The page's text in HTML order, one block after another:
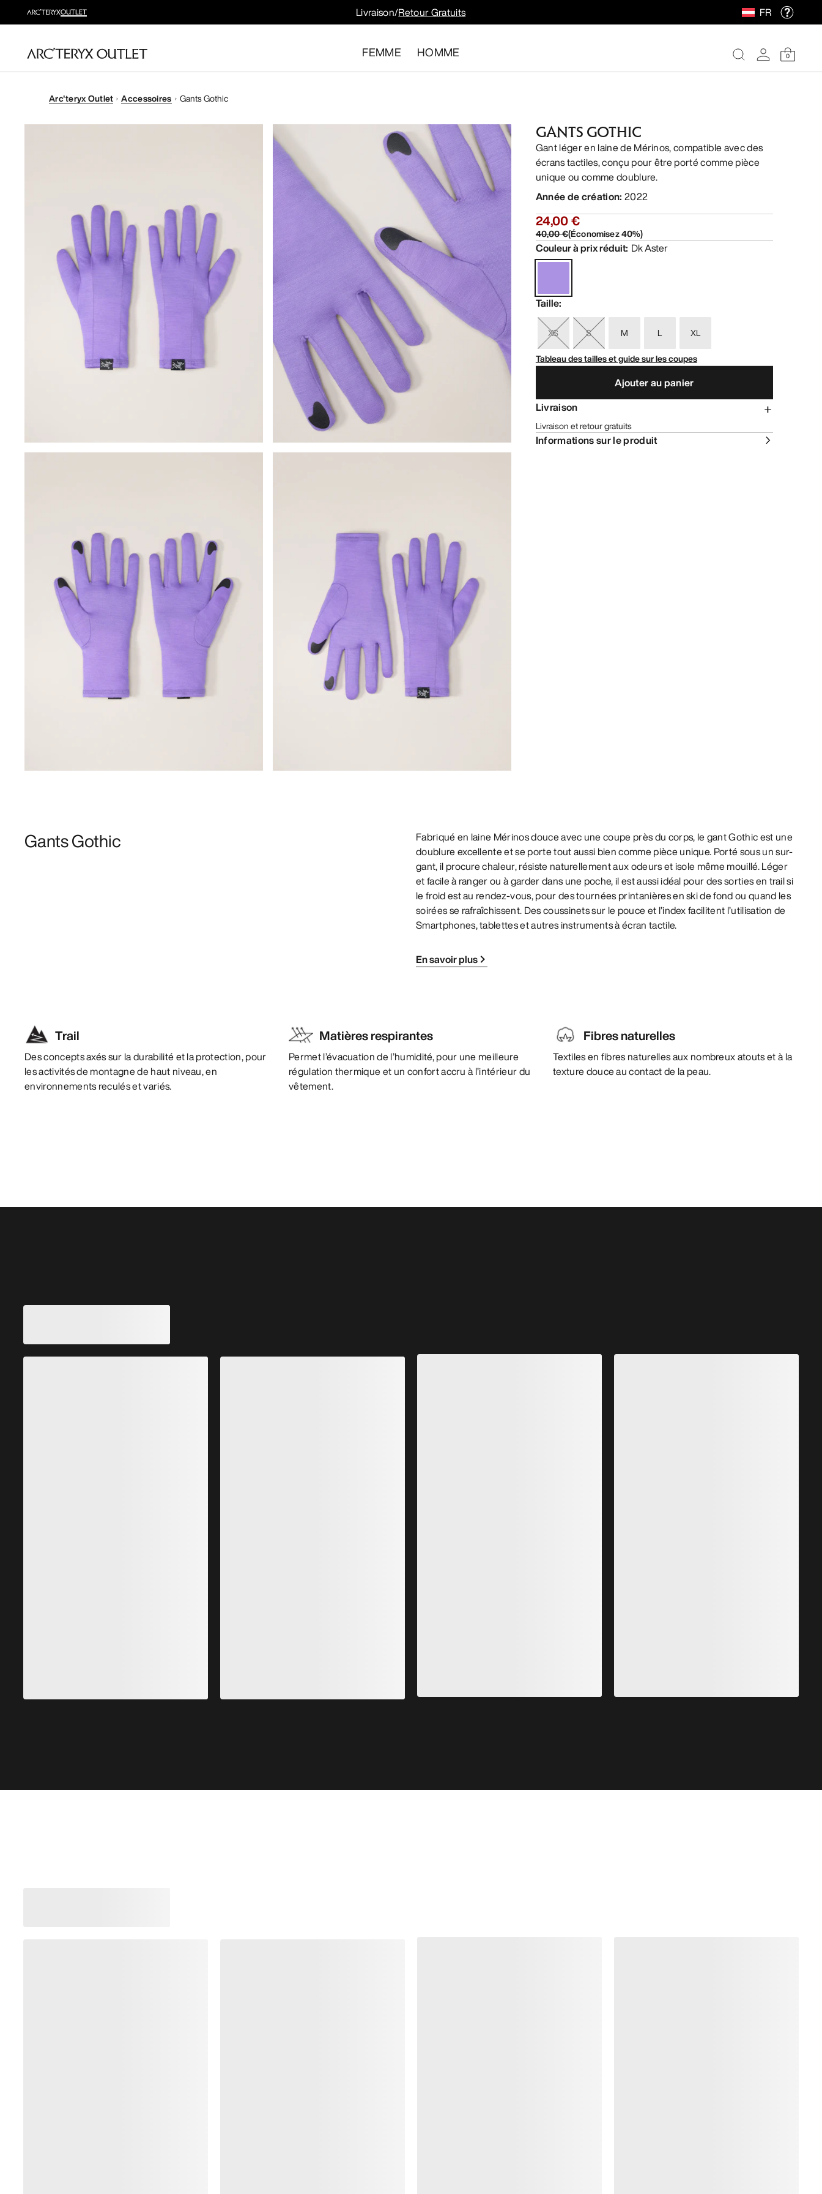
Livraison/Retour Gratuits FR
FEMME HOMME 0
Arc'teryx Outlet Accessoires Gants Gothic
GANTS GOTHIC
Gant léger en laine de Mérinos, compatible avec des
écrans tactiles, conçu pour être porté comme pièce
unique ou comme doublure.
Année de création: 2022
24,00 €
40,00 €(Économisez40%)
Couleur à prix réduit: Dk Aster
Taille:
XS S M L
XL
Tableau des tailles et guide sur les coupes
Ajouter au panier
Livraison
Livraison et retour gratuits
Informations sur le produit
Gants Gothic
Fabriqué en laine Mérinos douce avec une coupe près du corps, le gant Gothic est une
doublure excellente et se porte tout aussi bien comme pièce unique. Porté sous un sur-
gant, il procure chaleur, résiste naturellement aux odeurs et isole même mouillé. Léger
et facile à ranger ou à garder dans une poche, il est aussi idéal pour des sorties en trail si
le froid est au rendez-vous, pour des tournées printanières en ski de fond ou quand les
soirées se rafraîchissent. Des coussinets sur le pouce et l’index facilitent l’utilisation de
Smartphones, tablettes et autres instruments à écran tactile.
En savoir plus
Trail
Des concepts axés sur la durabilité et la protection, pour
les activités de montagne de haut niveau, en
environnements reculés et variés.
Matières respirantes
Permet l’évacuation de l’humidité, pour une meilleure
régulation thermique et un confort accru à l’intérieur du
vêtement.
Fibres naturelles
Textiles en fibres naturelles aux nombreux atouts et à la
texture douce au contact de la peau.